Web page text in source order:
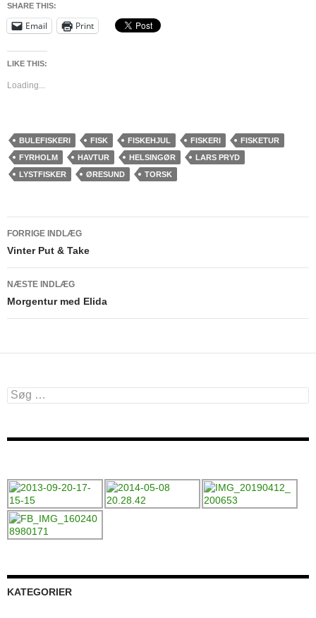
SHARE THIS:
Email Print
LIKE THIS:
Loading...
BULEFISKERI FISK FISKEHJUL FISKERI
FISKETUR
FYRHOLM
HAVTUR HELSINGØR
LARS PRYD
LYSTFISKER
ØRESUND TORSK
Indlægsnavigation
FORRIGE INDLÆG
Vinter Put & Take
NÆSTE INDLÆG
Morgentur med Elida
Søg
efter:
KATEGORIER